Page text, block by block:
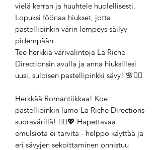
vielä kerran ja huuhtele huolellisesti.
Lopuksi föönaa hiukset, jotta
pastellipinkin värin lempeys säilyy
pidempään.
Tee herkkiä värivalintoja La Riche
Directionsin avulla ja anna hiuksillesi
uusi, suloisen pastellipinkki sävy! 🌸💁‍♀️
Herkkää Romantiikkaa! Koe
pastellipinkin lumo La Riche Directions
suoravärillä! 💁‍♀️💖 Hapettavaa
emulsiota ei tarvita - helppo käyttää ja
eri sävyjen sekoittaminen onnistuu